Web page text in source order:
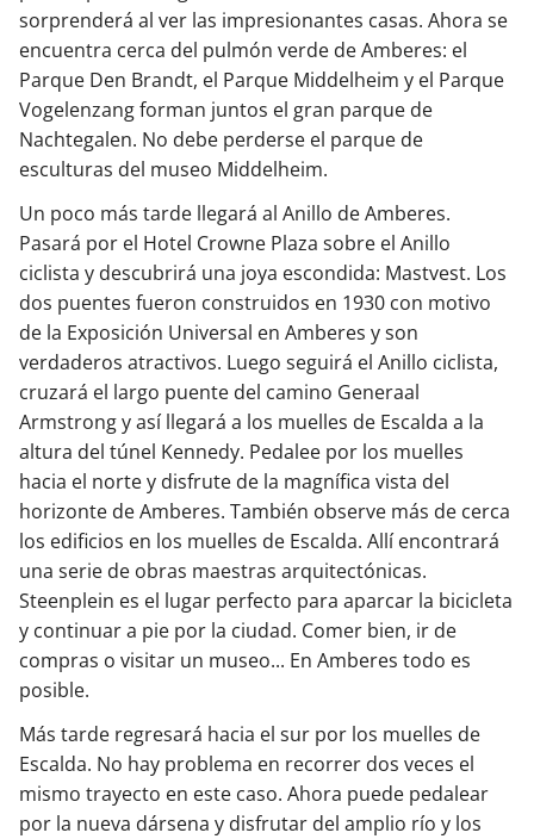
sorprenderá al ver las impresionantes casas. Ahora se
encuentra cerca del pulmón verde de Amberes: el
Parque Den Brandt, el Parque Middelheim y el Parque
Vogelenzang forman juntos el gran parque de
Nachtegalen. No debe perderse el parque de
esculturas del museo Middelheim.
Un poco más tarde llegará al Anillo de Amberes.
Pasará por el Hotel Crowne Plaza sobre el Anillo
ciclista y descubrirá una joya escondida: Mastvest. Los
dos puentes fueron construidos en 1930 con motivo
de la Exposición Universal en Amberes y son
verdaderos atractivos. Luego seguirá el Anillo ciclista,
cruzará el largo puente del camino Generaal
Armstrong y así llegará a los muelles de Escalda a la
altura del túnel Kennedy. Pedalee por los muelles
hacia el norte y disfrute de la magnífica vista del
horizonte de Amberes. También observe más de cerca
los edificios en los muelles de Escalda. Allí encontrará
una serie de obras maestras arquitectónicas.
Steenplein es el lugar perfecto para aparcar la bicicleta
y continuar a pie por la ciudad. Comer bien, ir de
compras o visitar un museo... En Amberes todo es
posible.
Más tarde regresará hacia el sur por los muelles de
Escalda. No hay problema en recorrer dos veces el
mismo trayecto en este caso. Ahora puede pedalear
por la nueva dársena y disfrutar del amplio río y los